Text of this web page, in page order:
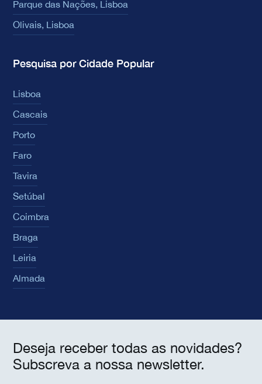
Parque das Nações, Lisboa
Olivais, Lisboa
Pesquisa por Cidade Popular
Lisboa
Cascais
Porto
Faro
Tavira
Setúbal
Coimbra
Braga
Leiria
Almada
Deseja receber todas as novidades?
Subscreva a nossa newsletter.